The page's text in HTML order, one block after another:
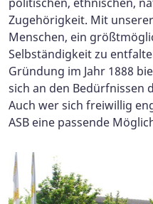
Zugehörigkeit. Mit
Menschen, ein
Selbständigkeit zu
Gründung im Jahr 1888
sich an den Bedürfnissen
Auch wer sich freiwillig
ASB eine passende